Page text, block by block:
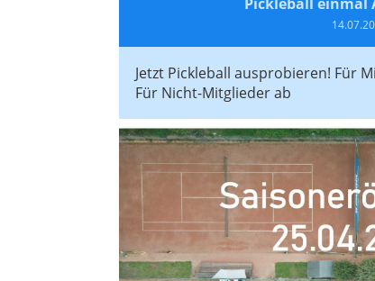
Jetzt Pickleball ausprobieren! Für
Für Nicht-Mitglieder ab